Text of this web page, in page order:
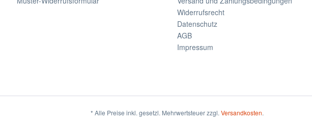
Widerrufsrecht
Datenschutz
AGB
Impressum
* Alle Preise inkl. gesetzl. Mehrwertsteuer zzgl. Versandkosten.